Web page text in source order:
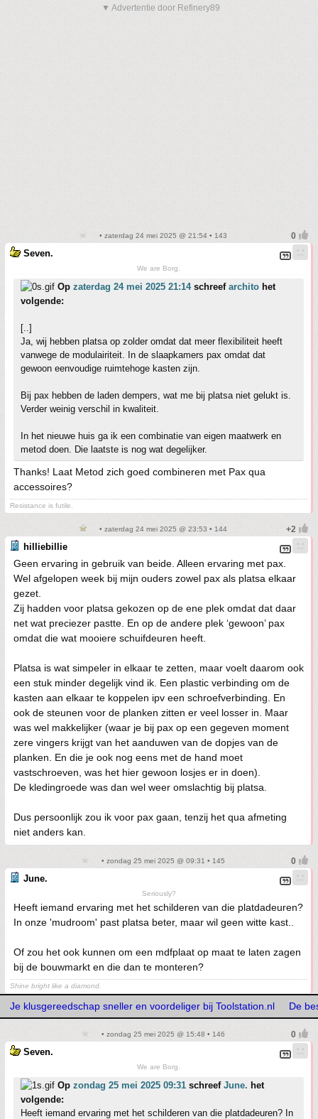
▼ Advertentie door Refinery89
• zaterdag 24 mei 2025 @ 21:54 • 143
Seven.
We are Borg.
Op zaterdag 24 mei 2025 21:14schreef archito het
volgende:
[..]
Ja, wij hebben platsa op zolder omdat dat meer flexibiliteit heeft
vanwege de modulairiteit. In de slaapkamers pax omdat dat
gewoon eenvoudige ruimtehoge kasten zijn.
Bij pax hebben de laden dempers, wat me bij platsa niet gelukt is.
Verder weinig verschil in kwaliteit.
In het nieuwe huis ga ik een combinatie van eigen maatwerk en
metod doen. Die laatste is nog wat degelijker.
Thanks! Laat Metod zich goed combineren met Pax qua
accessoires?
Resistance is futile.
• zaterdag 24 mei 2025 @ 23:53 • 144
hilliebillie
Geen ervaring in gebruik van beide. Alleen ervaring met pax.
Wel afgelopen week bij mijn ouders zowel pax als platsa elkaar
gezet.
Zij hadden voor platsa gekozen op de ene plek omdat dat daar
net wat preciezer pastte. En op de andere plek ‘gewoon’ pax
omdat die wat mooiere schuifdeuren heeft.
Platsa is wat simpeler in elkaar te zetten, maar voelt daarom ook
een stuk minder degelijk vind ik. Een plastic verbinding om de
kasten aan elkaar te koppelen ipv een schroefverbinding. En
ook de steunen voor de planken zitten er veel losser in. Maar
was wel makkelijker (waar je bij pax op een gegeven moment
zere vingers krijgt van het aanduwen van de dopjes van de
planken. En die je ook nog eens met de hand moet
vastschroeven, was het hier gewoon losjes er in doen).
De kledingroede was dan wel weer omslachtig bij platsa.
Dus persoonlijk zou ik voor pax gaan, tenzij het qua afmeting
niet anders kan.
• zondag 25 mei 2025 @ 09:31 • 145
June.
Seriously?
Heeft iemand ervaring met het schilderen van die platdadeuren?
In onze 'mudroom' past platsa beter, maar wil geen witte kast..
Of zou het ook kunnen om een mdfplaat op maat te laten zagen
bij de bouwmarkt en die dan te monteren?
Shine bright like a diamond.
Je klusgereedschap sneller en voordeliger bij Toolstation.nl De
• zondag 25 mei 2025 @ 15:48 • 146
Seven.
We are Borg.
Op zondag 25 mei 2025 09:31 schreef June. het
volgende:
Heeft iemand ervaring met het schilderen van die platdadeuren? In